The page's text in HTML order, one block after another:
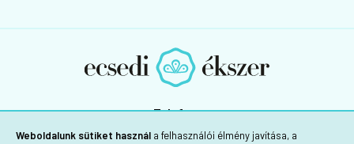
Weboldalunk sütiket használ a felhasználói élmény javítása, a
Telefon:
+36 30/725-1160